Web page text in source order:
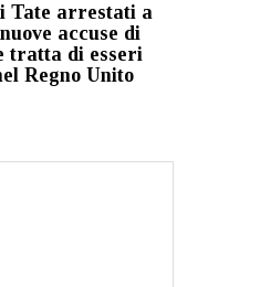
Tate arrestati a
accuse di
tratta di esseri
Regno Unito